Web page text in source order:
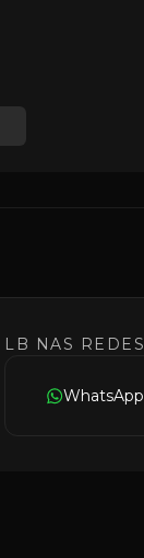
LB NAS REDES
WhatsApp